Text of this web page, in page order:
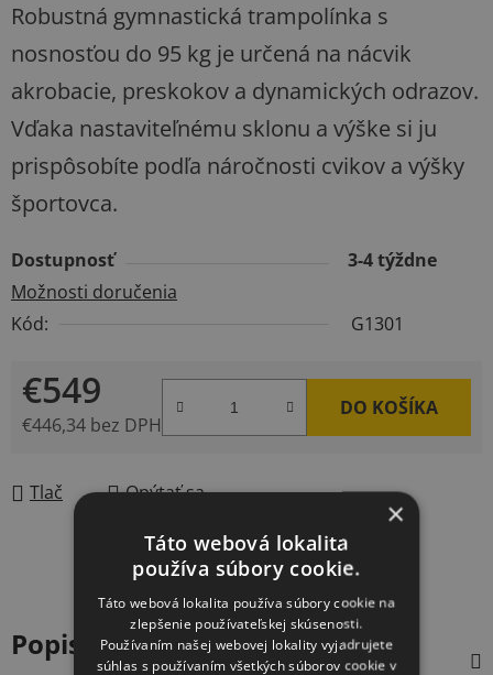
Robustná gymnastická trampolínka s
nosnosťou do 95 kg je určená na nácvik
akrobacie, preskokov a dynamických odrazov.
Vďaka nastaviteľnému sklonu a výške si ju
prispôsobíte podľa náročnosti cvikov a výšky
športovca.
Dostupnosť
3-4 týždne
Možnosti doručenia
Kód:
G1301
€549
€446,34 bez DPH
DO KOŠÍKA
Tlač Opýtať sa
Popis
×
Táto webová lokalita
používa súbory cookie.
Táto webová lokalita používa súbory cookie na
zlepšenie používateľskej skúsenosti.
Používaním našej webovej lokality vyjadrujete
súhlas s používaním všetkých súborov cookie v